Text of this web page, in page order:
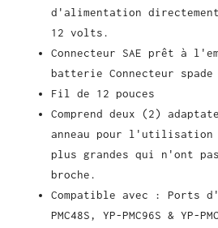
d'alimentation
12 volts.
Connecteur SAE prêt à
batterie Connecteur
Fil de 12 pouces
Comprend deux (2)
anneau pour l'utilisation
plus grandes qui n'ont
broche.
Compatible avec : Ports
PMC48S, YP-PMC96S & YP-